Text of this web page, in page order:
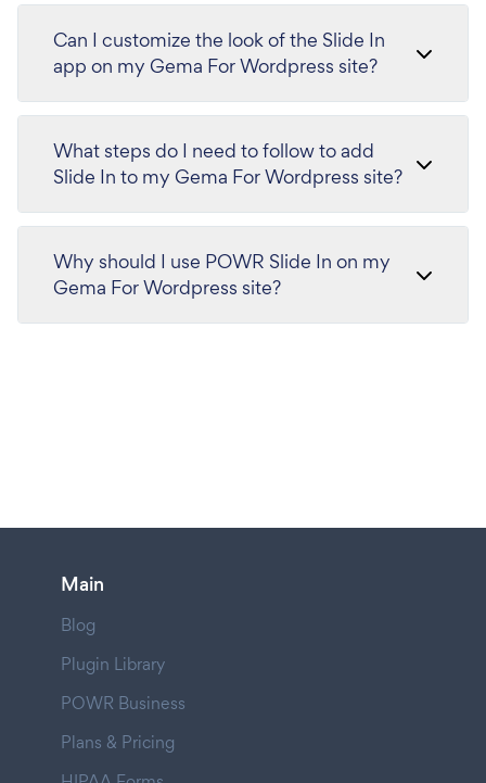
Can I customize the look of the Slide In
app on my Gema For Wordpress site?
What steps do I need to follow to add
Slide In to my Gema For Wordpress site?
Why should I use POWR Slide In on my
Gema For Wordpress site?
Main
Blog
Plugin Library
POWR Business
Plans & Pricing